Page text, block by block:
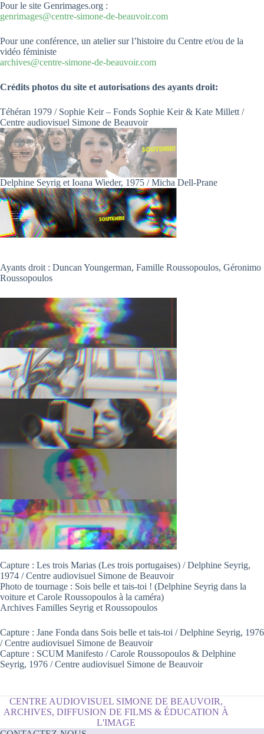
Pour le site Genrimages.org :
genrimages@centre-simone-de-beauvoir.com
Pour une conférence, un atelier sur l’histoire du Centre et/ou de la
vidéo féministe
archives@centre-simone-de-beauvoir.com
Crédits photos du site et autorisations des ayants droit:
Téhéran 1979 / Sophie Keir – Fonds Sophie Keir & Kate Millett /
Centre audiovisuel Simone de Beauvoir
Delphine Seyrig et Ioana Wieder, 1975 / Micha Dell-Prane
Ayants droit : Duncan Youngerman, Famille Roussopoulos, Géronimo
Roussopoulos
Capture : Les trois Marias (Les trois portugaises) / Delphine Seyrig,
1974 / Centre audiovisuel Simone de Beauvoir
Photo de tournage : Sois belle et tais-toi ! (Delphine Seyrig dans la
voiture et Carole Roussopoulos à la caméra)
Archives Familles Seyrig et Roussopoulos
Capture : Jane Fonda dans Sois belle et tais-toi / Delphine Seyrig, 1976
/ Centre audiovisuel Simone de Beauvoir
Capture : SCUM Manifesto / Carole Roussopoulos & Delphine
Seyrig, 1976 / Centre audiovisuel Simone de Beauvoir
CENTRE AUDIOVISUEL SIMONE DE BEAUVOIR,
ARCHIVES, DIFFUSION DE FILMS & ÉDUCATION À
L'IMAGE